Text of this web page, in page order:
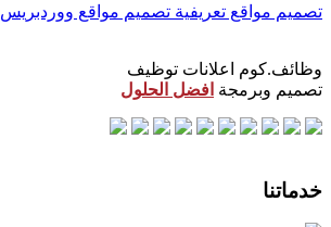
تصميم مواقع تعريفية تصميم مواقع ووردبريس
وظائف.كوم اعلانات توظيف
تصميم وبرمجة افضل الحلول
خدماتنا